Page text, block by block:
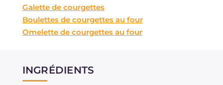
Galette de courgettes
Boulettes de courgettes au four
Omelette de courgettes au four
INGRÉDIENTS